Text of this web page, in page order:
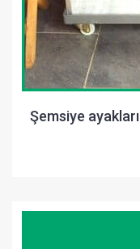
Şemsiye ayakları